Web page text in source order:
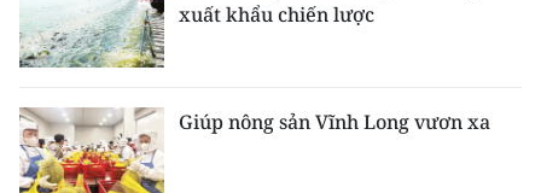
xuất khẩu chiến lược
Giúp nông sản Vĩnh Long vươn xa